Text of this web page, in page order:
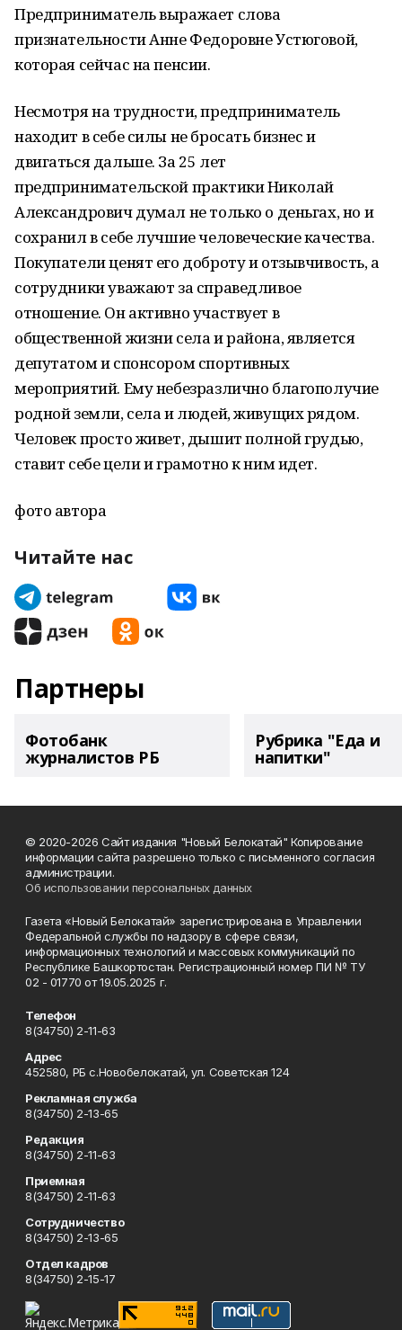
Предприниматель выражает слова
признательности Анне Федоровне Устюговой,
которая сейчас на пенсии.
Несмотря на трудности, предприниматель
находит в себе силы не бросать бизнес и
двигаться дальше. За 25 лет
предпринимательской практики Николай
Александрович думал не только о деньгах, но и
сохранил в себе лучшие человеческие качества.
Покупатели ценят его доброту и отзывчивость, а
сотрудники уважают за справедливое
отношение. Он активно участвует в
общественной жизни села и района, является
депутатом и спонсором спортивных
мероприятий. Ему небезразлично благополучие
родной земли, села и людей, живущих рядом.
Человек просто живет, дышит полной грудью,
ставит себе цели и грамотно к ним идет.
фото автора
Читайте нас
Партнеры
Фотобанк
журналистов РБ
Рубрика "Еда и
напитки"
© 2020-2026 Сайт издания "Новый Белокатай" Копирование
информации сайта разрешено только с письменного согласия
администрации.
Об использовании персональных данных
Газета «Новый Белокатай» зарегистрирована в Управлении
Федеральной службы по надзору в сфере связи,
информационных технологий и массовых коммуникаций по
Республике Башкортостан. Регистрационный номер ПИ № ТУ
02 - 01770 от 19.05.2025 г.
Телефон
8(34750) 2-11-63
Адрес
452580, РБ с.Новобелокатай, ул. Советская 124
Рекламная служба
8(34750) 2-13-65
Редакция
8(34750) 2-11-63
Приемная
8(34750) 2-11-63
Сотрудничество
8(34750) 2-13-65
Отдел кадров
8(34750) 2-15-17